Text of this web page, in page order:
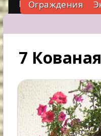
-->
Ограждения
Металл
7